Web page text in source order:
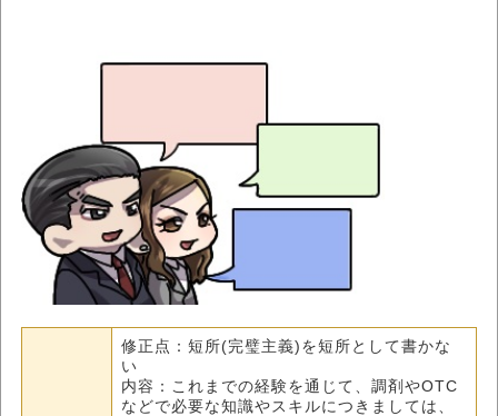
修正点：短所(完璧主義)を短所として書かな
い
内容：これまでの経験を通じて、調剤やOTC
などで必要な知識やスキルにつきましては、